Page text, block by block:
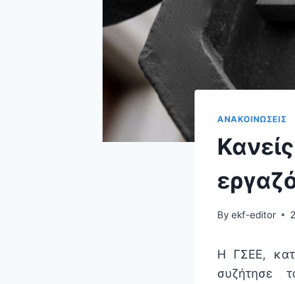
ΑΝΑΚΟΙΝΩΣΕΙΣ
By ekf-editor
Η ΓΣΕΕ,
συζήτησε